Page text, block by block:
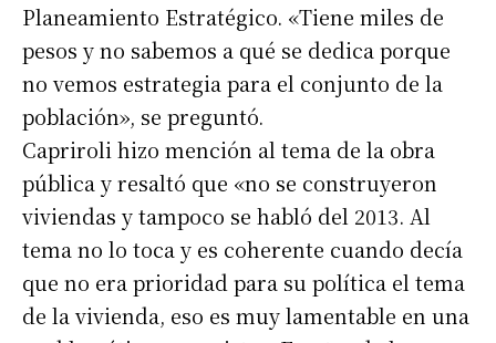
Planeamiento Estratégico. «Tiene miles de
pesos y no sabemos a qué se dedica porque
no vemos estrategia para el conjunto de la
población», se preguntó.
Capriroli hizo mención al tema de la obra
pública y resaltó que «no se construyeron
viviendas y tampoco se habló del 2013. Al
tema no lo toca y es coherente cuando decía
que no era prioridad para su política el tema
de la vivienda, eso es muy lamentable en una